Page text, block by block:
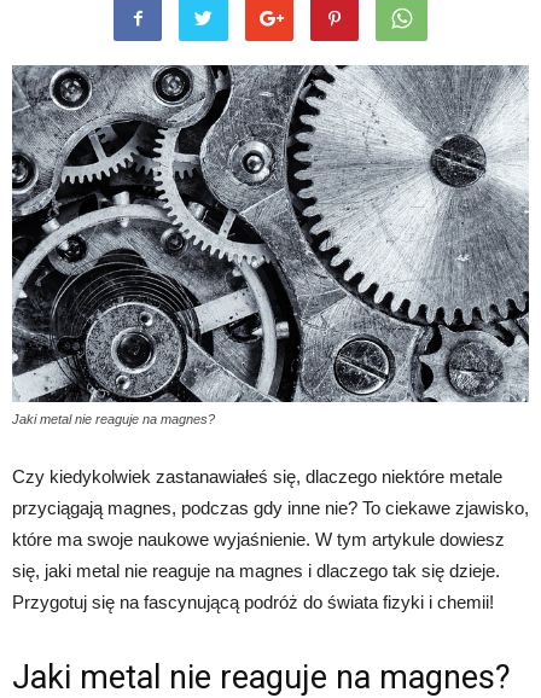
Jaki metal nie reaguje na magnes?
Czy kiedykolwiek zastanawiałeś się, dlaczego niektóre metale
przyciągają magnes, podczas gdy inne nie? To ciekawe zjawisko,
które ma swoje naukowe wyjaśnienie. W tym artykule dowiesz
się, jaki metal nie reaguje na magnes i dlaczego tak się dzieje.
Przygotuj się na fascynującą podróż do świata fizyki i chemii!
Jaki metal nie reaguje na magnes?